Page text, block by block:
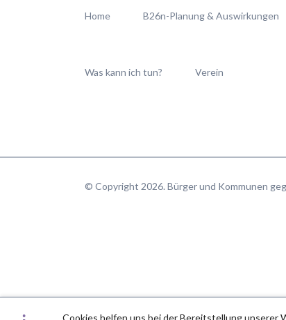
Cookies helfen uns bei der Bereitstellung unserer
Home B26n-Planung & Auswirkungen
Was kann ich tun? Verein
© Copyright 2026. Bürger und Kommunen